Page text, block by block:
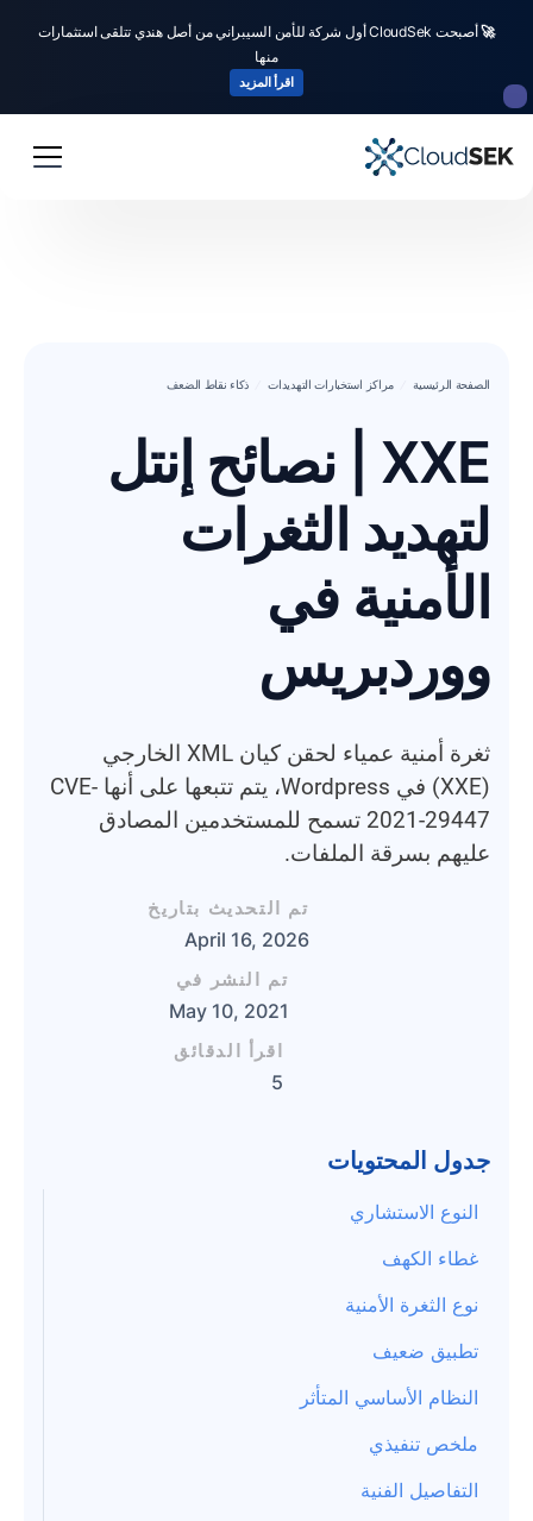
🚀
أصبحت CloudSek أول شركة للأمن السيبراني من أصل هندي تتلقى استثمارات
منها
اقرأ المزيد
الصفحة الرئيسية مراكز استخبارات التهديدات ذكاء نقاط الضعف
XXE | نصائح إنتل
لتهديد الثغرات
الأمنية في
ووردبريس
ثغرة أمنية عمياء لحقن كيان XML الخارجي
(XXE) في Wordpress، يتم تتبعها على أنها CVE-
2021-29447 تسمح للمستخدمين المصادق
عليهم بسرقة الملفات.
تم التحديث بتاريخ
April 16, 2026
تم النشر في
May 10, 2021
اقرأ الدقائق
5
جدول المحتويات
النوع الاستشاري
غطاء الكهف
نوع الثغرة الأمنية
تطبيق ضعيف
النظام الأساسي المتأثر
ملخص تنفيذي
التفاصيل الفنية